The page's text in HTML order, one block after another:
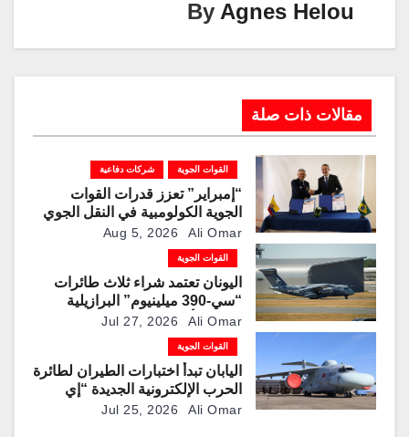
k
By Agnes Helou
مقالات ذات صلة
القوات الجوية شركات دفاعية
“إمبراير” تعزز قدرات القوات
الجوية الكولومبية في النقل الجوي
والتزوّد بالوقود جوًا من خلال
ميلينيوم”
Aug 5, 2026 Ali Omar
القوات الجوية
اليونان تعتمد شراء ثلاث طائرات
“سي-390 ميلينيوم” البرازيلية
لتحديث أسطول النقل العسكري
Jul 27, 2026 Ali Omar
القوات الجوية
اليابان تبدأ اختبارات الطيران لطائرة
الحرب الإلكترونية الجديدة “إي
سي-2”
Jul 25, 2026 Ali Omar